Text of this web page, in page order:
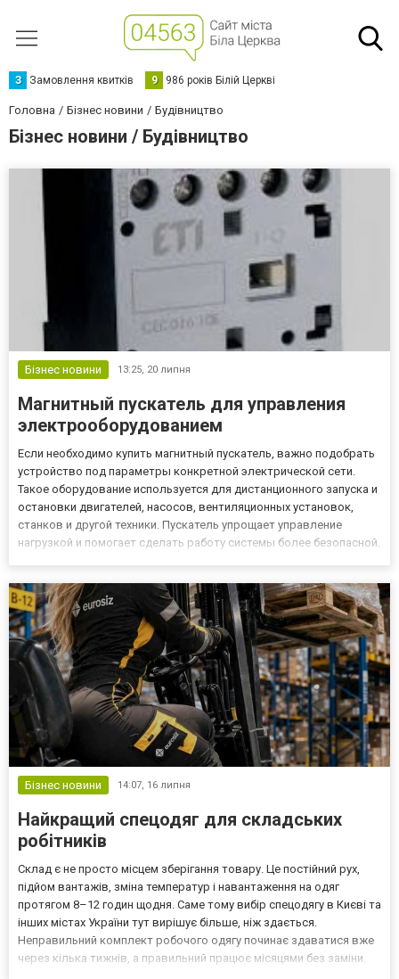
З Замовлення квитків 9 986 років Білій Церкві
Головна Бізнес новини Будівництво
Бізнес новини / Будівництво
Бізнес новини 13:25, 20 липня
Магнитный пускатель для управления
электрооборудованием
Если необходимо купить магнитный пускатель, важно подобрать
устройство под параметры конкретной электрической сети.
Такое оборудование используется для дистанционного запуска и
остановки двигателей, насосов, вентиляционных установок,
станков и другой техники. Пускатель упрощает управление
нагрузкой и помогает сделать работу системы более безопасной.
Бізнес новини 14:07, 16 липня
Найкращий спецодяг для складських
робітників
Склад є не просто місцем зберігання товару. Це постійний рух,
підйом вантажів, зміна температур і навантаження на одяг
протягом 8–12 годин щодня. Саме тому вибір спецодягу в Києві та
інших містах України тут вирішує більше, ніж здається.
Неправильний комплект робочого одягу починає здаватися вже
через кілька тижнів, а правильний працює місяцями без заміни.